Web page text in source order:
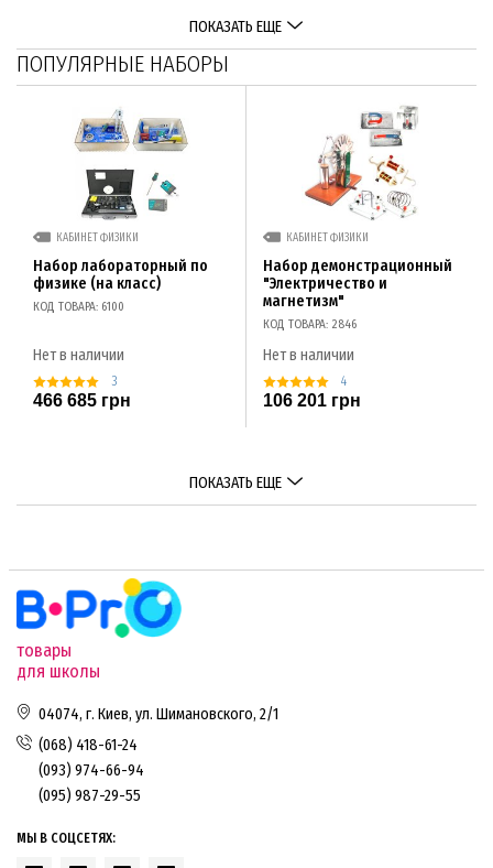
ПОКАЗАТЬ ЕЩЕ
ПОПУЛЯРНЫЕ НАБОРЫ
КАБИНЕТ ФИЗИКИ
Набор лабораторный по
физике (на класс)
КОД ТОВАРА: 6100
Нет в наличии
3
466 685 грн
КАБИНЕТ ФИЗИКИ
Набор демонстрационный
"Электричество и
магнетизм"
КОД ТОВАРА: 2846
Нет в наличии
4
106 201 грн
ПОКАЗАТЬ ЕЩЕ
товары
для школы
04074, г. Киев, ул. Шимановского, 2/1
(068) 418-61-24
(093) 974-66-94
(095) 987-29-55
МЫ В СОЦСЕТЯХ: